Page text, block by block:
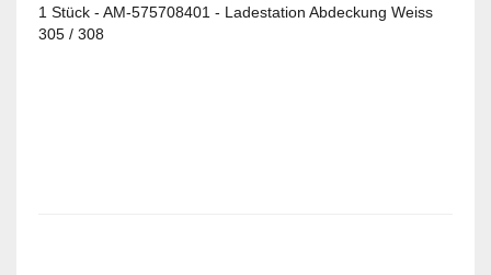
1 Stück - AM-575708401 - Ladestation Abdeckung Weiss
305 / 308